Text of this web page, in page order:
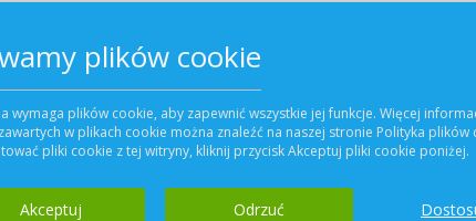
Dodaj do
plików cookie
wymaga plików cookie, aby zapewnić wszystkie jej funkcje. Więcej
w plikach cookie można znaleźć na naszej stronie Polityka plików
pliki cookie z tej witryny, kliknij przycisk Akceptuj pliki cookie poniżej.
Akceptuj Odrzuć